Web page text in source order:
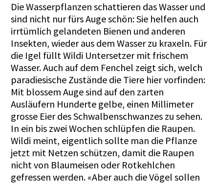
Die Wasserpflanzen schattieren das Wasser und
sind nicht nur fürs Auge schön: Sie helfen auch
irrtümlich gelandeten Bienen und anderen
Insekten, wieder aus dem Wasser zu kraxeln. Für
die Igel füllt Wildi Untersetzer mit frischem
Wasser. Auch auf dem Fenchel zeigt sich, welch
paradiesische Zustände die Tiere hier vorfinden:
Mit blossem Auge sind auf den zarten
Ausläufern Hunderte gelbe, einen Millimeter
grosse Eier des Schwalbenschwanzes zu sehen.
In ein bis zwei Wochen schlüpfen die Raupen.
Wildi meint, eigentlich sollte man die Pflanze
jetzt mit Netzen schützen, damit die Raupen
nicht von Blaumeisen oder Rotkehlchen
gefressen werden. «Aber auch die Vögel sollen